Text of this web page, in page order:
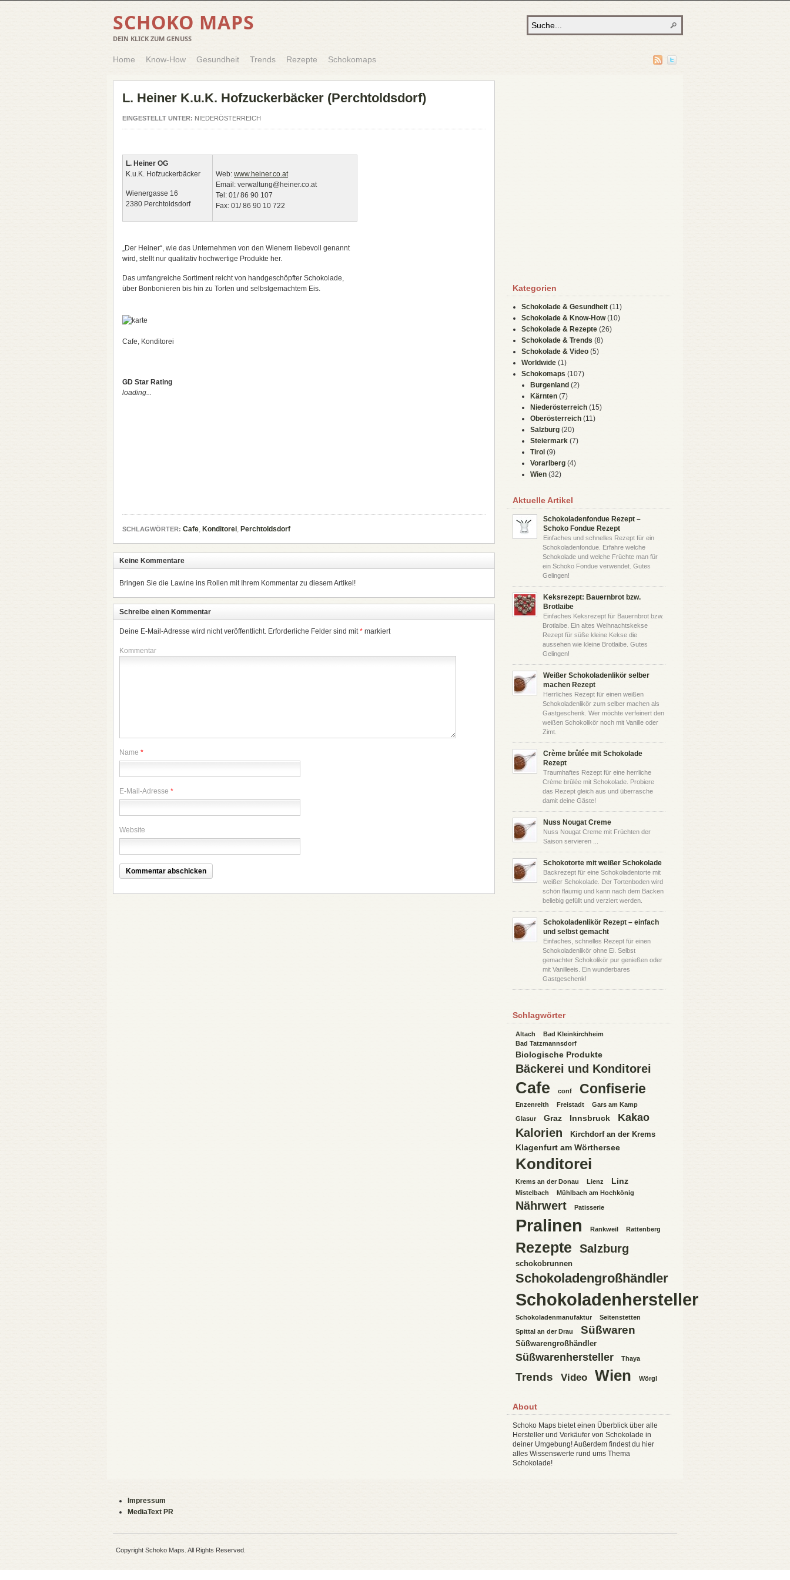
SCHOKO MAPS
DEIN KLICK ZUM GENUSS
Home Know-How Gesundheit Trends Rezepte Schokomaps
L. Heiner K.u.K. Hofzuckerbäcker (Perchtoldsdorf)
EINGESTELLT UNTER: NIEDERÖSTERREICH
L. Heiner OG
K.u.K. Hofzuckerbäcker
Wienergasse 16
2380 Perchtoldsdorf
Web: www.heiner.co.at
Email: verwaltung@heiner.co.at
Tel: 01/ 86 90 107
Fax: 01/ 86 90 10 722
„Der Heiner“, wie das Unternehmen von den Wienern liebevoll genannt
wird, stellt nur qualitativ hochwertige Produkte her.
Das umfangreiche Sortiment reicht von handgeschöpfter Schokolade,
über Bonbonieren bis hin zu Torten und selbstgemachtem Eis.
Cafe, Konditorei
GD Star Rating
loading...
SCHLAGWÖRTER: Cafe, Konditorei, Perchtoldsdorf
Keine Kommentare
Bringen Sie die Lawine ins Rollen mit Ihrem Kommentar zu diesem Artikel!
Schreibe einen Kommentar
Deine E-Mail-Adresse wird nicht veröffentlicht. Erforderliche Felder sind mit* markiert
Kommentar
Name *
E-Mail-Adresse *
Website
Kategorien
Schokolade & Gesundheit (11)
Schokolade & Know-How(10)
Schokolade & Rezepte (26)
Schokolade & Trends (8)
Schokolade & Video (5)
Worldwide (1)
Schokomaps (107)
Burgenland (2)
Kärnten (7)
Niederösterreich (15)
Oberösterreich (11)
Salzburg (20)
Steiermark (7)
Tirol (9)
Vorarlberg (4)
Wien (32)
Aktuelle Artikel
Schokoladenfondue Rezept –
Schoko Fondue Rezept
Einfaches und schnelles Rezept für ein
Schokoladenfondue. Erfahre welche
Schokolade und welche Früchte man für
ein Schoko Fondue verwendet. Gutes
Gelingen!
Keksrezept: Bauernbrot bzw.
Brotlaibe
Einfaches Keksrezept für Bauernbrot bzw.
Brotlaibe. Ein altes Weihnachtskekse
Rezept für süße kleine Kekse die
aussehen wie kleine Brotlaibe. Gutes
Gelingen!
Weißer Schokoladenlikör selber
machen Rezept
Herrliches Rezept für einen weißen
Schokoladenlikör zum selber machen als
Gastgeschenk. Wer möchte verfeinert den
weißen Schokolikör noch mit Vanille oder
Zimt.
Crème brûlée mit Schokolade
Rezept
Traumhaftes Rezept für eine herrliche
Crème brûlée mit Schokolade. Probiere
das Rezept gleich aus und überrasche
damit deine Gäste!
Nuss Nougat Creme
Nuss Nougat Creme mit Früchten der
Saison servieren ...
Schokotorte mit weißer Schokolade
Backrezept für eine Schokoladentorte mit
weißer Schokolade. Der Tortenboden wird
schön flaumig und kann nach dem Backen
beliebig gefüllt und verziert werden.
Schokoladenlikör Rezept – einfach
und selbst gemacht
Einfaches, schnelles Rezept für einen
Schokoladenlikör ohne Ei. Selbst
gemachter Schokolikör pur genießen oder
mit Vanilleeis. Ein wunderbares
Gastgeschenk!
Schlagwörter
Altach
Bad Kleinkirchheim
Bad Tatzmannsdorf
Biologische Produkte
Bäckerei und Konditorei
Cafe conf Confiserie
Enzenreith Freistadt
Gars am Kamp
Glasur
Graz Innsbruck Kakao
Kalorien Kirchdorf an der Krems
Klagenfurt am Wörthersee
Konditorei
Krems an der Donau Lienz Linz
Mistelbach Mühlbach am Hochkönig
Nährwert Patisserie
Pralinen Rankweil Rattenberg
Rezepte Salzburg
schokobrunnen
Schokoladengroßhändler
Schokoladenhersteller
Schokoladenmanufaktur
Seitenstetten
Spittal an der Drau
Süßwaren
Süßwarengroßhändler
Süßwarenhersteller Thaya
Trends Video Wien Wörgl
About
Schoko Maps bietet einen Überblick über alle
Hersteller und Verkäufer von Schokolade in
deiner Umgebung! Außerdem findest du hier
alles Wissenswerte rund ums Thema
Schokolade!
Impressum
MediaText PR
Copyright Schoko Maps. All Rights Reserved.